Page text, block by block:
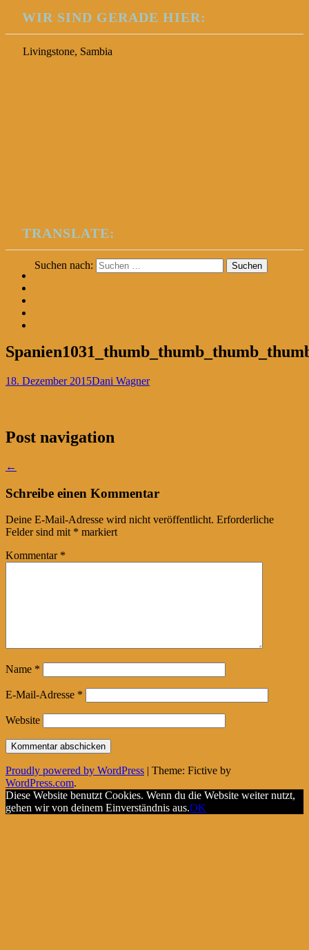
WIR SIND GERADE HIER:
Livingstone, Sambia
TRANSLATE:
Suchen nach:
18. Dezember 2015Dani Wagner
Post navigation
←
Schreibe einen Kommentar
Deine E-Mail-Adresse wird nicht veröffentlicht. Erforderliche
Felder sind mit * markiert
Kommentar *
Name *
E-Mail-Adresse *
Website
Proudly powered by WordPress | Theme: Fictive by
WordPress.com.
Diese Website benutzt Cookies. Wenn du die Website weiter nutzt,
gehen wir von deinem Einverständnis aus.OK